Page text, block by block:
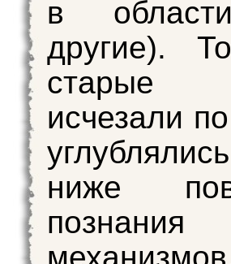
в
другие).
старые
исчезали
ниже